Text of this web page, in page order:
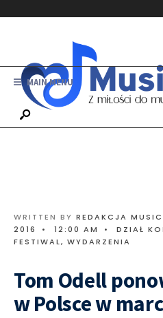
MAIN MENU
WRITTEN BY REDAKCJA
2016
• 12:00 AM • DZIAŁ
FESTIWAL, WYDARZENIA
Tom Odell
w Polsce w